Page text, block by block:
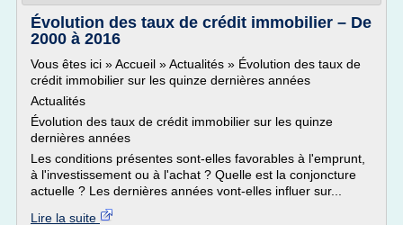
Évolution des taux de crédit immobilier – De
2000 à 2016
Vous êtes ici » Accueil » Actualités » Évolution des taux de
crédit immobilier sur les quinze dernières années
Actualités
Évolution des taux de crédit immobilier sur les quinze
dernières années
Les conditions présentes sont-elles favorables à l'emprunt,
à l'investissement ou à l'achat ? Quelle est la conjoncture
actuelle ? Les dernières années vont-elles influer sur...
Lire la suite